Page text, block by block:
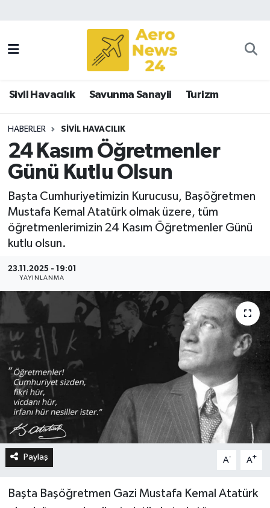
Sivil Havacılık Savunma Sanayii Turizm
HABERLER SIVIL HAVACILIK
24 Kasım Öğretmenler
Günü Kutlu Olsun
Başta Cumhuriyetimizin Kurucusu, Başöğretmen
Mustafa Kemal Atatürk olmak üzere, tüm
öğretmenlerimizin 24 Kasım Öğretmenler Günü
kutlu olsun.
23.11.2025 - 19:01
YAYINLANMA
Paylaş A- A+
Başta Başöğretmen Gazi Mustafa Kemal Atatürk